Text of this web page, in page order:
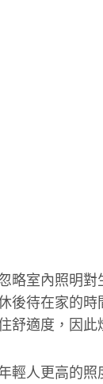
室內照明
待在家的
適度，因
人更高的